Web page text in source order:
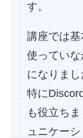
す。
講座では
使ってい
になりまし
特に
も役立ち
ュニケー